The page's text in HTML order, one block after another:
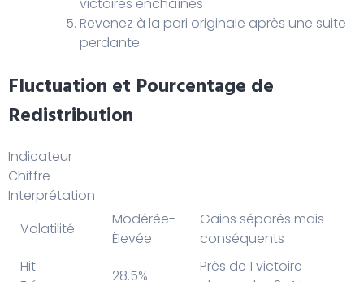
victoires enchaînés
Revenez à la pari originale après une suite
perdante
Fluctuation et Pourcentage de
Redistribution
Indicateur
Chiffre
Interprétation
Volatilité
Modérée-
Élevée
Gains séparés mais
conséquents
Hit
28.5%
Près de 1 victoire